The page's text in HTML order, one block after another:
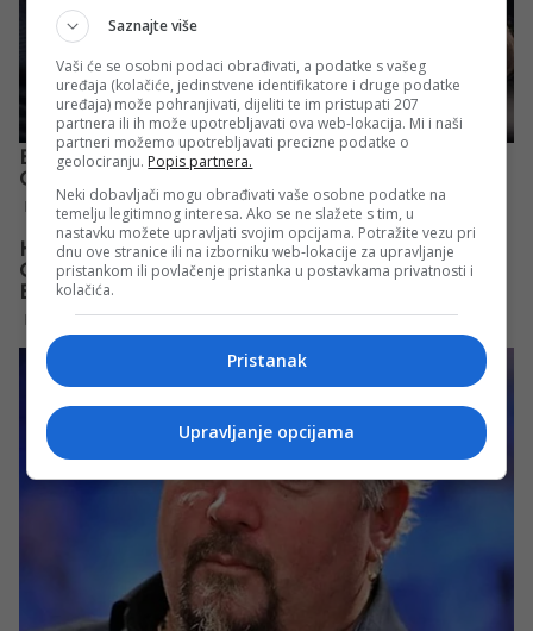
Saznajte više
Vaši će se osobni podaci obrađivati, a podatke s vašeg
uređaja (kolačiće, jedinstvene identifikatore i druge podatke
uređaja) može pohranjivati, dijeliti te im pristupati 207
partnera ili ih može upotrebljavati ova web-lokacija. Mi i naši
partneri možemo upotrebljavati precizne podatke o
geolociranju. Popis partnera.
Neki dobavljači mogu obrađivati vaše osobne podatke na
temelju legitimnog interesa. Ako se ne slažete s tim, u
nastavku možete upravljati svojim opcijama. Potražite vezu pri
dnu ove stranice ili na izborniku web-lokacije za upravljanje
pristankom ili povlačenje pristanka u postavkama privatnosti i
kolačića.
Pristanak
Upravljanje opcijama